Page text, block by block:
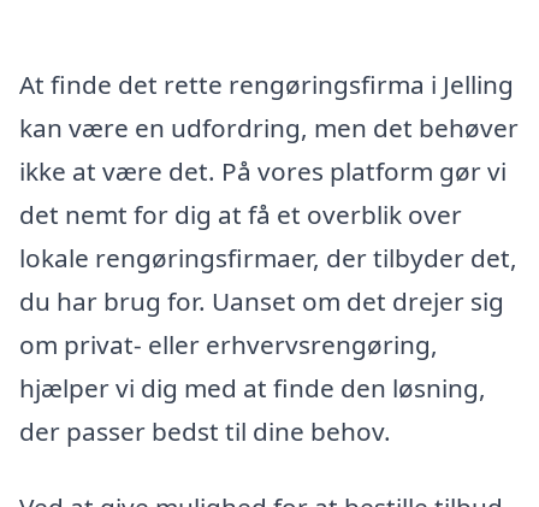
At finde det rette rengøringsfirma i Jelling
kan være en udfordring, men det behøver
ikke at være det. På vores platform gør vi
det nemt for dig at få et overblik over
lokale rengøringsfirmaer, der tilbyder det,
du har brug for. Uanset om det drejer sig
om privat- eller erhvervsrengøring,
hjælper vi dig med at finde den løsning,
der passer bedst til dine behov.